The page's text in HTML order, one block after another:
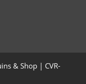
& Shop | CVR-